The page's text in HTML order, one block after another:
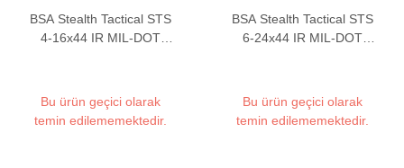
BSA Stealth Tactical STS
4-16x44 IR MIL-DOT
Bu ürün geçici olarak
temin edilememektedir.
BSA Stealth Tactical STS
6-24x44 IR MIL-DOT
Bu ürün geçici olarak
temin edilememektedir.